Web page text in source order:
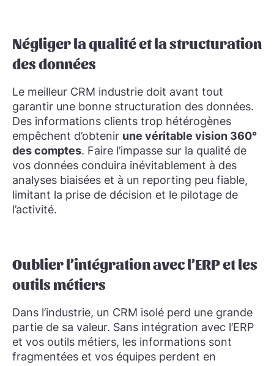
Négliger la qualité et la structuration
des données
Le meilleur CRM industrie doit avant tout
garantir une bonne structuration des données.
Des informations clients trop hétérogènes
empêchent d’obtenir une véritable vision 360°
des comptes. Faire l’impasse sur la qualité de
vos données conduira inévitablement à des
analyses biaisées et à un reporting peu fiable,
limitant la prise de décision et le pilotage de
l’activité.
Oublier l’intégration avec l’ERP et les
outils métiers
Dans l’industrie, un CRM isolé perd une grande
partie de sa valeur. Sans intégration avec l’ERP
et vos outils métiers, les informations sont
fragmentées et vos équipes perdent en